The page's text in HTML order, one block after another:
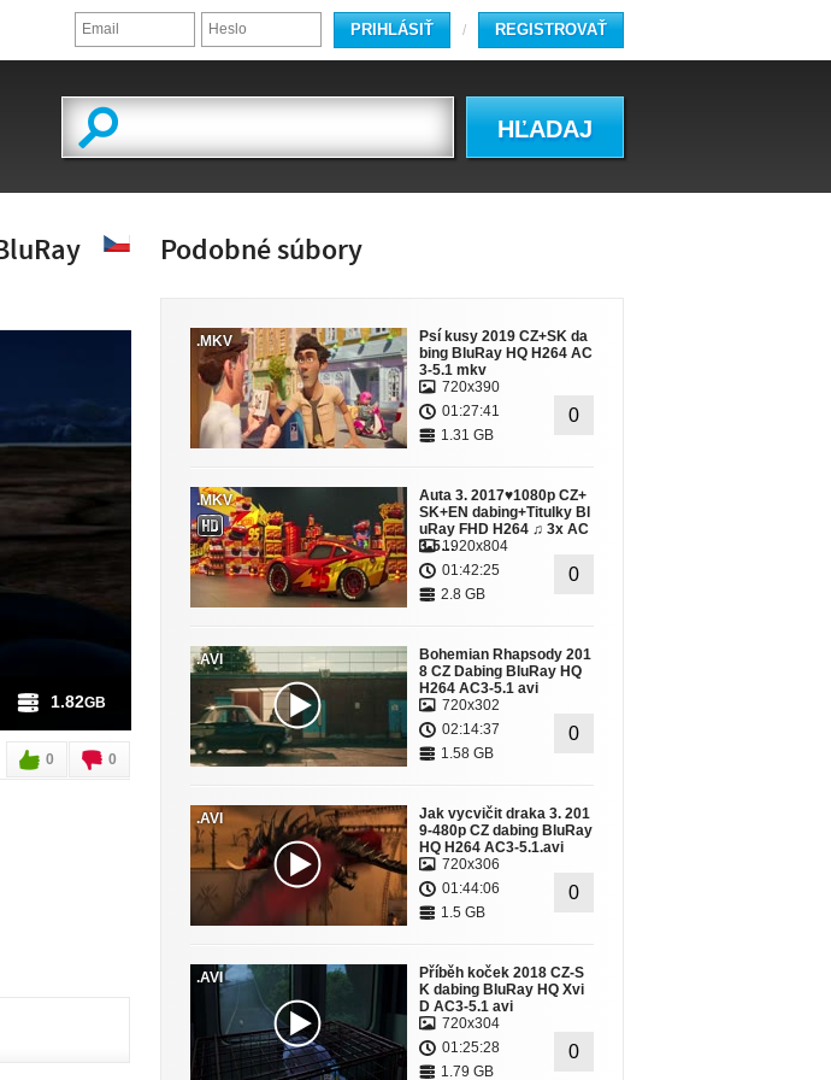
/
PRIHLÁSIŤ REGISTROVAŤ
HĽADAJ
1.82GB
0 0
Podobné súbory
.MKV
Psí kusy 2019 CZ+SK da
bing BluRay HQ H264 AC
3-5.1 mkv
720x390
01:27:41
1.31 GB
0
.MKV
Auta 3. 2017♥1080p CZ+
SK+EN dabing+Titulky Bl
uRay FHD H264 ♫ 3x AC
3-5…1920x804
01:42:25
2.8 GB
0
.AVI
Bohemian Rhapsody 201
8 CZ Dabing BluRay HQ
H264 AC3-5.1 avi
720x302
02:14:37
1.58 GB
0
.AVI
Jak vycvičit draka 3. 201
9-480p CZ dabing BluRay
HQ H264 AC3-5.1.avi
720x306
01:44:06
1.5 GB
0
.AVI
Příběh koček 2018 CZ-S
K dabing BluRay HQ Xvi
D AC3-5.1 avi
720x304
01:25:28
1.79 GB
0